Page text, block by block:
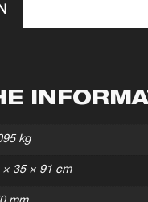
kg
× 35 × 91 cm